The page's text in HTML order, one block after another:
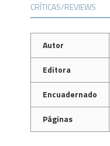
CRÍTICAS/REVIEWS
Autor
Editora
Encuadernado
Páginas